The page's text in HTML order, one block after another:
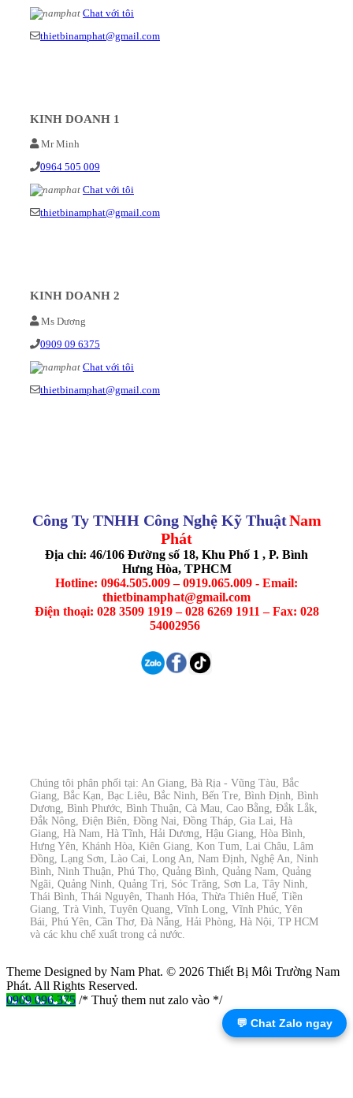
Chat với tôi
thietbinamphat@gmail.com
KINH DOANH 1
Mr Minh
0964 505 009
Chat với tôi
thietbinamphat@gmail.com
KINH DOANH 2
Ms Dương
0909 09 6375
Chat với tôi
thietbinamphat@gmail.com
Công Ty TNHH Công Nghệ Kỹ ThuậtNam
Phát
Địa chỉ: 46/106 Đường số 18, Khu Phố 1 , P. Bình
Hưng Hòa, TPHCM
Hotline: 0964.505.009 – 0919.065.009 - Email:
thietbinamphat@gmail.com
Điện thoại: 028 3509 1919 – 028 6269 1911 – Fax: 028
54002956
Chúng tôi phân phối tại: An Giang, Bà Rịa - Vũng Tàu, Bắc
Giang, Bắc Kạn, Bạc Liêu, Bắc Ninh, Bến Tre, Bình Định, Bình
Dương, Bình Phước, Bình Thuận, Cà Mau, Cao Bằng, Đắk Lắk,
Đắk Nông, Điện Biên, Đồng Nai, Đồng Tháp, Gia Lai, Hà
Giang, Hà Nam, Hà Tĩnh, Hải Dương, Hậu Giang, Hòa Bình,
Hưng Yên, Khánh Hòa, Kiên Giang, Kon Tum, Lai Châu, Lâm
Đồng, Lạng Sơn, Lào Cai, Long An, Nam Định, Nghệ An, Ninh
Bình, Ninh Thuận, Phú Thọ, Quảng Bình, Quảng Nam, Quảng
Ngãi, Quảng Ninh, Quảng Trị, Sóc Trăng, Sơn La, Tây Ninh,
Thái Bình, Thái Nguyên, Thanh Hóa, Thừa Thiên Huế, Tiền
Giang, Trà Vinh, Tuyên Quang, Vĩnh Long, Vĩnh Phúc, Yên
Bái, Phú Yên, Cần Thơ, Đà Nẵng, Hải Phòng, Hà Nội, TP HCM
và các khu chế xuất trong cả nước.
Theme Designed by Nam Phat. © 2026 Thiết Bị Môi Trường Nam
Phát. All Rights Reserved.
0909 096 375 /* Thuỷ them nut zalo vào */
💬 Chat Zalo ngay